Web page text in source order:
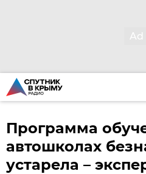
Программа
автошколах
устарела –